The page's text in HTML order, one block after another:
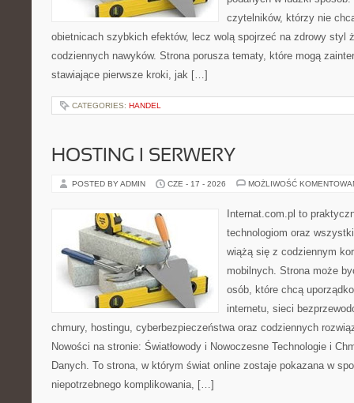
czytelników, którzy nie
obietnicach szybkich efektów, lecz wolą spojrzeć na zdrowy styl
codziennych nawyków. Strona porusza tematy, które mogą
stawiające pierwsze kroki, jak […]
CATEGORIES: HANDEL
HOSTING I SERWERY
POSTED BY ADMIN CZE - 17 - 2026 MOŻLIWOŚĆ
Internat.com.pl to
technologiom oraz
wiążą się z codziennym
mobilnych. Strona może
osób, które chcą
internetu, sieci
chmury, hostingu, cyberbezpieczeństwa oraz codziennych
Nowości na stronie: Światłowody i Nowoczesne Technologie i
Danych. To strona, w którym świat online zostaje pokazana w
niepotrzebnego komplikowania, […]